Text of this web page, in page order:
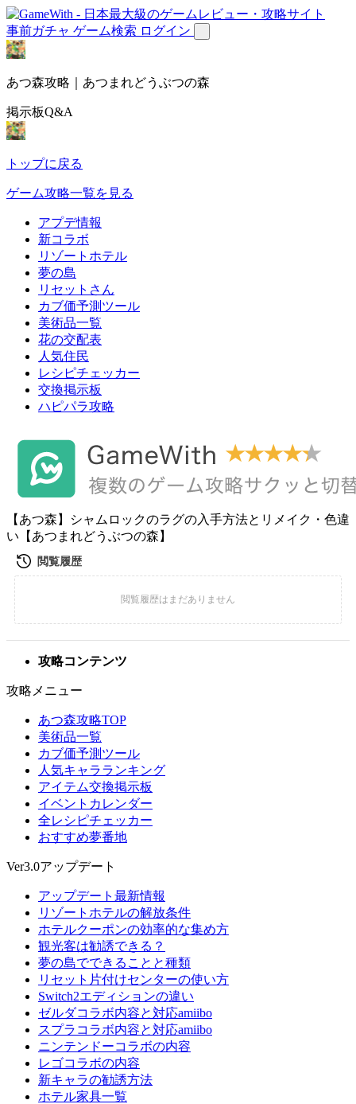
事前ガチャ ゲーム検索 ログイン
あつ森攻略｜あつまれどうぶつの森
掲示板Q&A
トップに戻る
ゲーム攻略一覧を見る
アプデ情報
新コラボ
リゾートホテル
夢の島
リセットさん
カブ価予測ツール
美術品一覧
花の交配表
人気住民
レシピチェッカー
交換掲示板
ハピパラ攻略
【あつ森】シャムロックのラグの入手方法とリメイク・色違
い【あつまれどうぶつの森】
攻略コンテンツ
攻略メニュー
あつ森攻略TOP
美術品一覧
カブ価予測ツール
人気キャラランキング
アイテム交換掲示板
イベントカレンダー
全レシピチェッカー
おすすめ夢番地
Ver3.0アップデート
アップデート最新情報
リゾートホテルの解放条件
ホテルクーポンの効率的な集め方
観光客は勧誘できる？
夢の島でできることと種類
リセット片付けセンターの使い方
Switch2エディションの違い
ゼルダコラボ内容と対応amiibo
スプラコラボ内容と対応amiibo
ニンテンドーコラボの内容
レゴコラボの内容
新キャラの勧誘方法
ホテル家具一覧